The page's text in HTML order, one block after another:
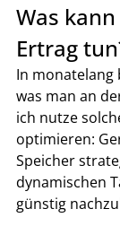
Was
Ertrag
In monatelang
was man an
ich nutze
optimieren:
Speicher
dynamischen
günstig